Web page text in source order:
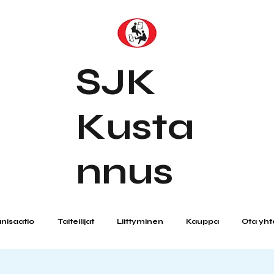
Taiteilijat Liittyminen Kauppa Ota
SJK
Kusta
nnus